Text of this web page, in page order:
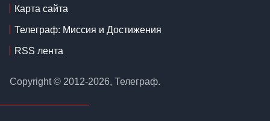
Карта сайта
Телеграф: Миссия и Достижения
RSS лента
Copyright © 2012-2026, Телеграф.